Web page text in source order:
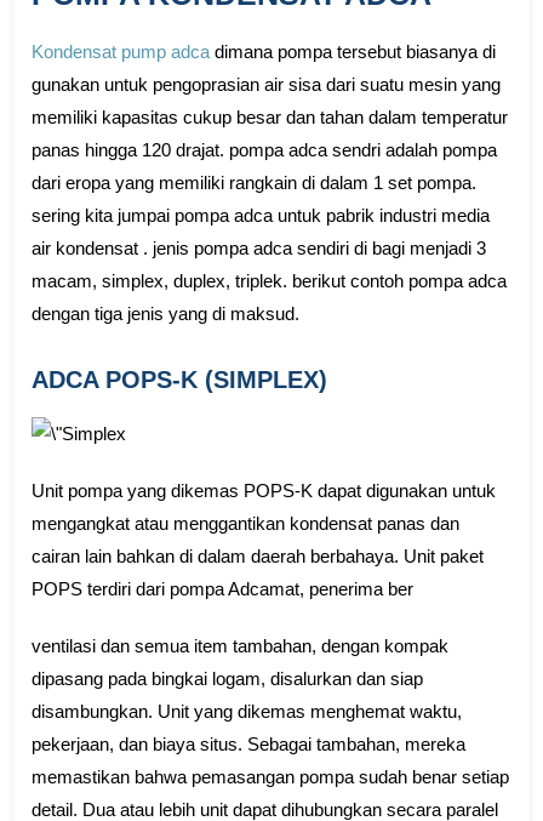
Kondensat pump adca dimana pompa tersebut biasanya di
gunakan untuk pengoprasian air sisa dari suatu mesin yang
memiliki kapasitas cukup besar dan tahan dalam temperatur
panas hingga 120 drajat. pompa adca sendri adalah pompa
dari eropa yang memiliki rangkain di dalam 1 set pompa.
sering kita jumpai pompa adca untuk pabrik industri media
air kondensat . jenis pompa adca sendiri di bagi menjadi 3
macam, simplex, duplex, triplek. berikut contoh pompa adca
dengan tiga jenis yang di maksud.
ADCA POPS-K (SIMPLEX)
Unit pompa yang dikemas POPS-K dapat digunakan untuk
mengangkat atau menggantikan kondensat panas dan
cairan lain bahkan di dalam daerah berbahaya. Unit paket
POPS terdiri dari pompa Adcamat, penerima ber
ventilasi dan semua item tambahan, dengan kompak
dipasang pada bingkai logam, disalurkan dan siap
disambungkan. Unit yang dikemas menghemat waktu,
pekerjaan, dan biaya situs. Sebagai tambahan, mereka
memastikan bahwa pemasangan pompa sudah benar setiap
detail. Dua atau lebih unit dapat dihubungkan secara paralel